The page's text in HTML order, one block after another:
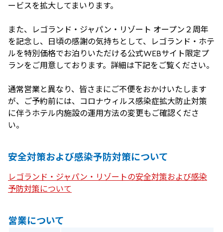
ービスを拡大してまいります。
また、レゴランド・ジャパン・リゾート オープン２周年
を記念し、日頃の感謝の気持ちとして、レゴランド・ホテ
ルを特別価格でお泊りいただける公式WEBサイト限定プ
ランをご用意しております。詳細は下記をご覧ください。
通常営業と異なり、皆さまにご不便をおかけいたします
が、ご予約前には、コロナウィルス感染症拡大防止対策
に伴うホテル内施設の運用方法の変更もご確認くださ
い。
安全対策および感染予防対策について
レゴランド・ジャパン・リゾートの安全対策および感染
予防対策について
営業について